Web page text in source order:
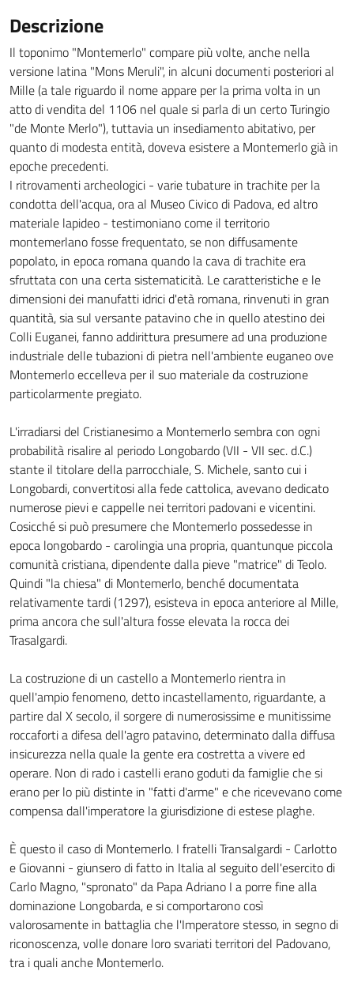
Descrizione
Il toponimo "Montemerlo" compare più volte, anche nella
versione latina "Mons Meruli", in alcuni documenti posteriori al
Mille (a tale riguardo il nome appare per la prima volta in un
atto di vendita del 1106 nel quale si parla di un certo Turingio
"de Monte Merlo"), tuttavia un insediamento abitativo, per
quanto di modesta entità, doveva esistere a Montemerlo già in
epoche precedenti.
I ritrovamenti archeologici - varie tubature in trachite per la
condotta dell'acqua, ora al Museo Civico di Padova, ed altro
materiale lapideo - testimoniano come il territorio
montemerlano fosse frequentato, se non diffusamente
popolato, in epoca romana quando la cava di trachite era
sfruttata con una certa sistematicità. Le caratteristiche e le
dimensioni dei manufatti idrici d'età romana, rinvenuti in gran
quantità, sia sul versante patavino che in quello atestino dei
Colli Euganei, fanno addirittura presumere ad una produzione
industriale delle tubazioni di pietra nell'ambiente euganeo ove
Montemerlo eccelleva per il suo materiale da costruzione
particolarmente pregiato.
L'irradiarsi del Cristianesimo a Montemerlo sembra con ogni
probabilità risalire al periodo Longobardo (VII - VII sec. d.C.)
stante il titolare della parrocchiale, S. Michele, santo cui i
Longobardi, convertitosi alla fede cattolica, avevano dedicato
numerose pievi e cappelle nei territori padovani e vicentini.
Cosicché si può presumere che Montemerlo possedesse in
epoca longobardo - carolingia una propria, quantunque piccola
comunità cristiana, dipendente dalla pieve "matrice" di Teolo.
Quindi "la chiesa" di Montemerlo, benché documentata
relativamente tardi (1297), esisteva in epoca anteriore al Mille,
prima ancora che sull'altura fosse elevata la rocca dei
Trasalgardi.
La costruzione di un castello a Montemerlo rientra in
quell'ampio fenomeno, detto incastellamento, riguardante, a
partire dal X secolo, il sorgere di numerosissime e munitissime
roccaforti a difesa dell'agro patavino, determinato dalla diffusa
insicurezza nella quale la gente era costretta a vivere ed
operare. Non di rado i castelli erano goduti da famiglie che si
erano per lo più distinte in "fatti d'arme" e che ricevevano come
compensa dall'imperatore la giurisdizione di estese plaghe.
È questo il caso di Montemerlo. I fratelli Transalgardi - Carlotto
e Giovanni - giunsero di fatto in Italia al seguito dell'esercito di
Carlo Magno, "spronato" da Papa Adriano I a porre fine alla
dominazione Longobarda, e si comportarono così
valorosamente in battaglia che l'Imperatore stesso, in segno di
riconoscenza, volle donare loro svariati territori del Padovano,
tra i quali anche Montemerlo.